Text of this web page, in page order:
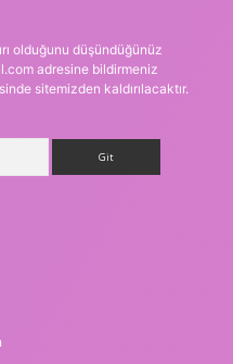
olduğunu düşündüğünüz
adresine bildirmeniz
sitemizden kaldırılacaktır.